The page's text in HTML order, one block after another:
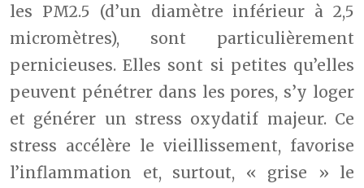
les PM2.5 (d’un diamètre inférieur à 2,5
micromètres), sont particulièrement
pernicieuses. Elles sont si petites qu’elles
peuvent pénétrer dans les pores, s’y loger
et générer un stress oxydatif majeur. Ce
stress accélère le vieillissement, favorise
l’inflammation et, surtout, « grise » le